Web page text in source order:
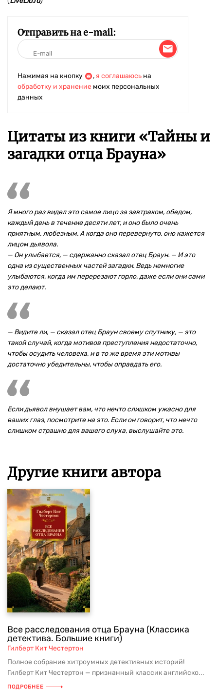
Отправить на e-mail:
Нажимая на кнопку , я соглашаюсь на
обработку и хранение моих персональных
данных
Цитаты из книги «Тайны и
загадки отца Брауна»
Я много раз видел это самое лицо за завтраком, обедом,
каждый день в течение десяти лет, и оно было очень
приятным, любезным. А когда оно перевернуто, оно кажется
лицом дьявола.
— Он улыбается, — сдержанно сказал отец Браун. — И это
одна из существенных частей загадки. Ведь немногие
улыбаются, когда им перерезают горло, даже если они сами
это делают.
— Видите ли, — сказал отец Браун своему спутнику, — это
такой случай, когда мотивов преступления недостаточно,
чтобы осудить человека, и в то же время эти мотивы
достаточно убедительны, чтобы оправдать его.
Если дьявол внушает вам, что нечто слишком ужасно для
ваших глаз, посмотрите на это. Если он говорит, что нечто
слишком страшно для вашего слуха, выслушайте это.
Другие книги автора
Все расследования отца Брауна (Классика
детектива. Большие книги)
Гилберт Кит Честертон
Полное собрание хитроумных детективных историй!
Гилберт Кит Честертон — признанный классик английско...
ПОДРОБНЕЕ